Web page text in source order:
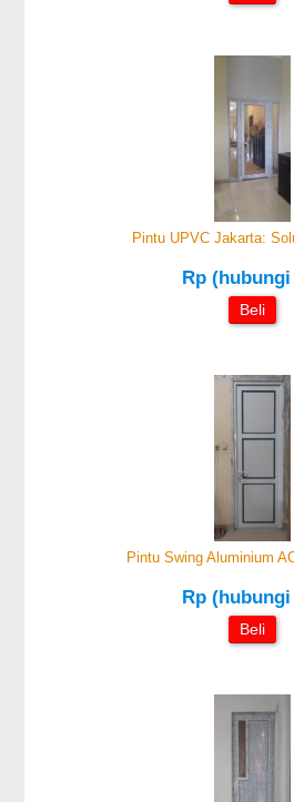
Pintu UPVC Jakarta:
Rp (hubungi
Beli
Pintu Swing Aluminium
Rp (hubungi
Beli